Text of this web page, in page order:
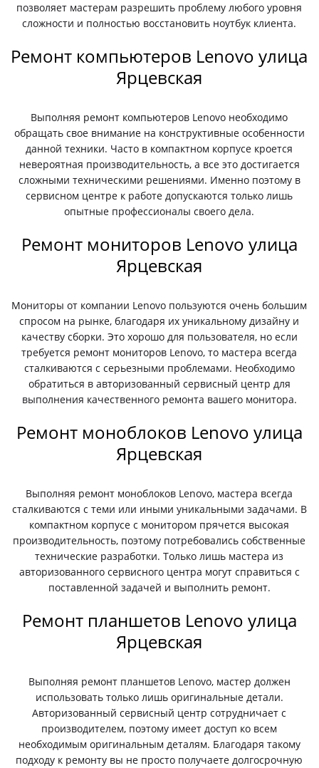
позволяет мастерам разрешить проблему любого уровня
сложности и полностью восстановить ноутбук клиента.
Ремонт компьютеров Lenovo улица
Ярцевская
Выполняя ремонт компьютеров Lenovo необходимо
обращать свое внимание на конструктивные особенности
данной техники. Часто в компактном корпусе кроется
невероятная производительность, а все это достигается
сложными техническими решениями. Именно поэтому в
сервисном центре к работе допускаются только лишь
опытные профессионалы своего дела.
Ремонт мониторов Lenovo улица
Ярцевская
Мониторы от компании Lenovo пользуются очень большим
спросом на рынке, благодаря их уникальному дизайну и
качеству сборки. Это хорошо для пользователя, но если
требуется ремонт мониторов Lenovo, то мастера всегда
сталкиваются с серьезными проблемами. Необходимо
обратиться в авторизованный сервисный центр для
выполнения качественного ремонта вашего монитора.
Ремонт моноблоков Lenovo улица
Ярцевская
Выполняя ремонт моноблоков Lenovo, мастера всегда
сталкиваются с теми или иными уникальными задачами. В
компактном корпусе с монитором прячется высокая
производительность, поэтому потребовались собственные
технические разработки. Только лишь мастера из
авторизованного сервисного центра могут справиться с
поставленной задачей и выполнить ремонт.
Ремонт планшетов Lenovo улица
Ярцевская
Выполняя ремонт планшетов Lenovo, мастер должен
использовать только лишь оригинальные детали.
Авторизованный сервисный центр сотрудничает с
производителем, поэтому имеет доступ ко всем
необходимым оригинальным деталям. Благодаря такому
подходу к ремонту вы не просто получаете долгосрочную